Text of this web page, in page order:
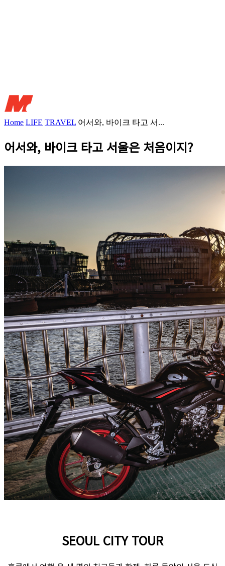
Home LIFE TRAVEL 어서와, 바이크 타고 서...
어서와, 바이크 타고 서울은 처음이지?
SEOUL CITY TOUR